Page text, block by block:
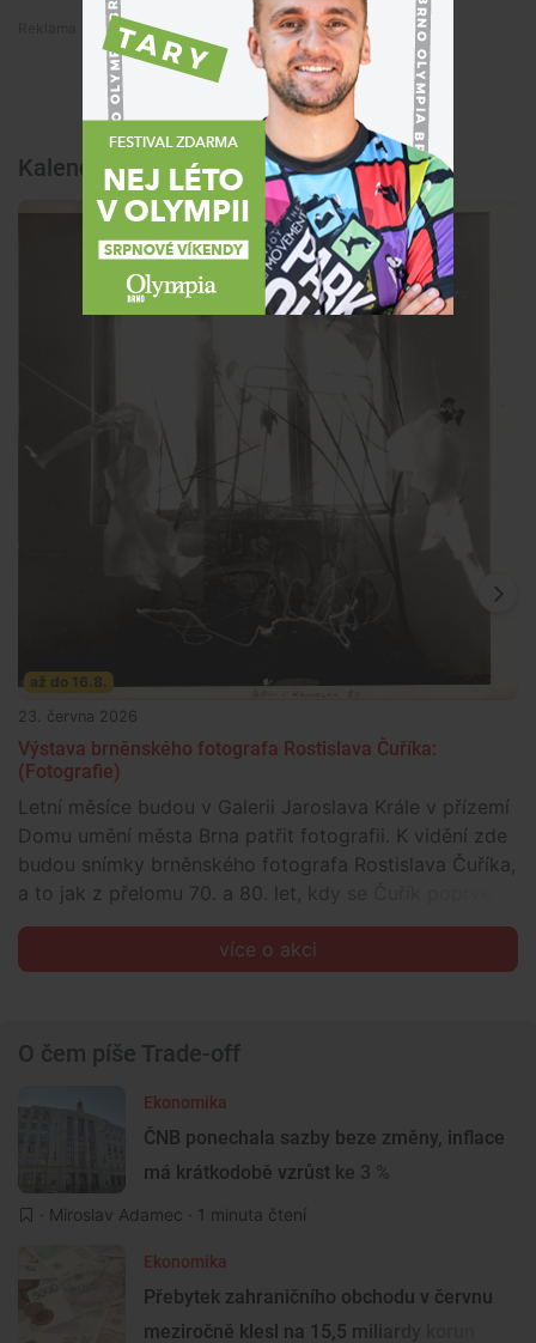
Premium
Kalendář akcí
až do 16.8.
23. června 2026
Výstava brněnského fotografa Rostislava Čuříka:
(Fotografie)
Letní měsíce budou v Galerii Jaroslava Krále v přízemí
Domu umění města Brna patřit fotografii. K vidění zde
budou snímky brněnského fotografa Rostislava Čuříka,
a to jak z přelomu 70. a 80. let, kdy se Čuřík poprvé
objevil na scéně coby čerstvý absolvent brněnské
Školy umění a řemesel, tak ty nejaktuálnější, které
vznikly speciálně pro výstavu.
více o akci
O čem píše Trade-off
Ekonomika
ČNB ponechala sazby beze změny, inflace
má krátkodobě vzrůst ke 3 %
· Miroslav Adamec · 1 minuta čtení
Ekonomika
Přebytek zahraničního obchodu v červnu
meziročně klesl na 15,5 miliardy korun